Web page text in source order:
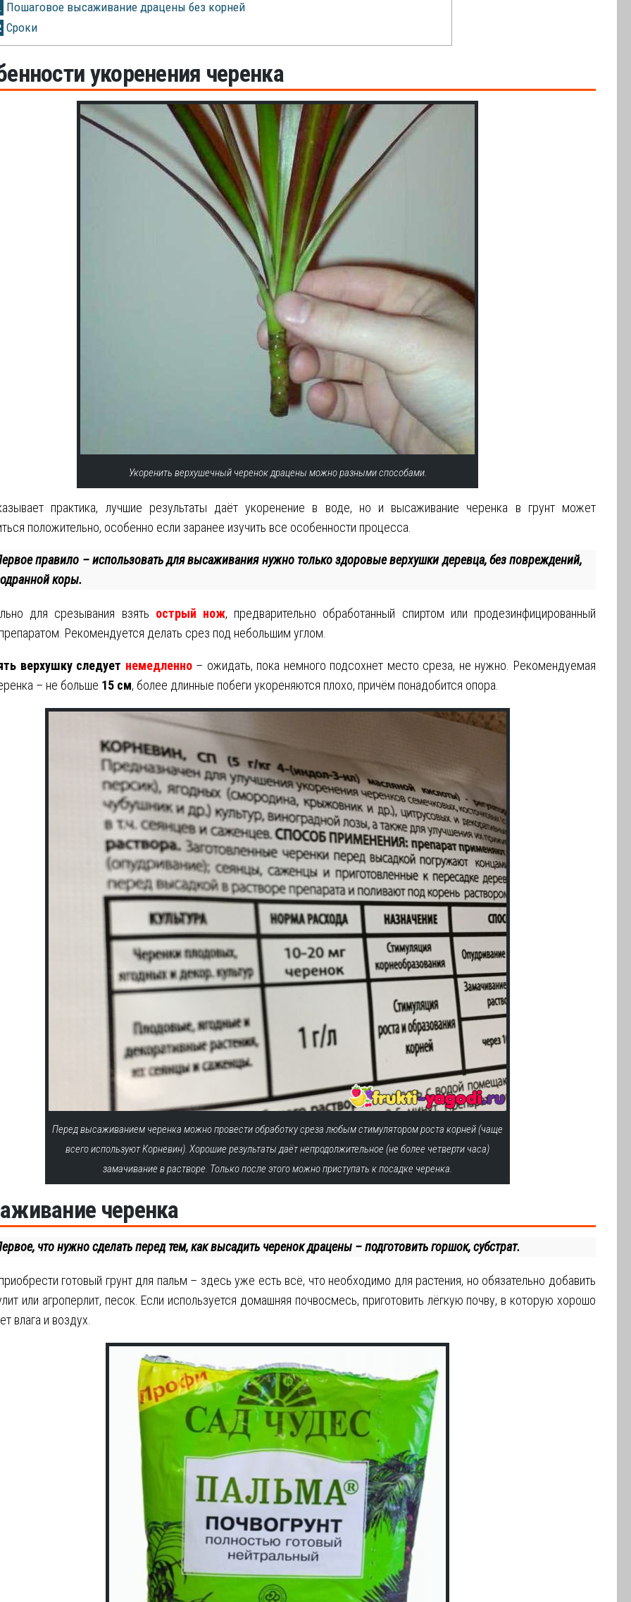
Пошаговое высаживание драцены без корней
Сроки
укоренения черенка
Укоренить верхушечный черенок драцены можно разными способами.
практика, лучшие результаты даёт укоренение в воде, но и высаживание черенка в грунт может
положительно, особенно если заранее изучить все особенности процесса.
правило – использовать для высаживания нужно только здоровые верхушки деревца, без повреждений,
коры.
для срезывания взять острый нож, предварительно обработанный спиртом или продезинфицированный
Рекомендуется делать срез под небольшим углом.
верхушку следует немедленно– ожидать, пока немного подсохнет место среза, не нужно. Рекомендуемая
– не больше 15 см, более длинные побеги укореняются плохо, причём понадобится опора.
Перед высаживанием черенка можно провести обработку среза любым стимулятором роста корней (чаще
всего используют Корневин). Хорошие результаты даёт непродолжительное (не более четверти часа)
замачивание в растворе. Только после этого можно приступать к посадке черенка.
черенка
что нужно сделать перед тем, как высадить черенок драцены – подготовить горшок, субстрат.
готовый грунт для пальм – здесь уже есть всё, что необходимо для растения, но обязательно добавить
или агроперлит, песок. Если используется домашняя почвосмесь, приготовить лёгкую почву, в которую хорошо
влага и воздух.